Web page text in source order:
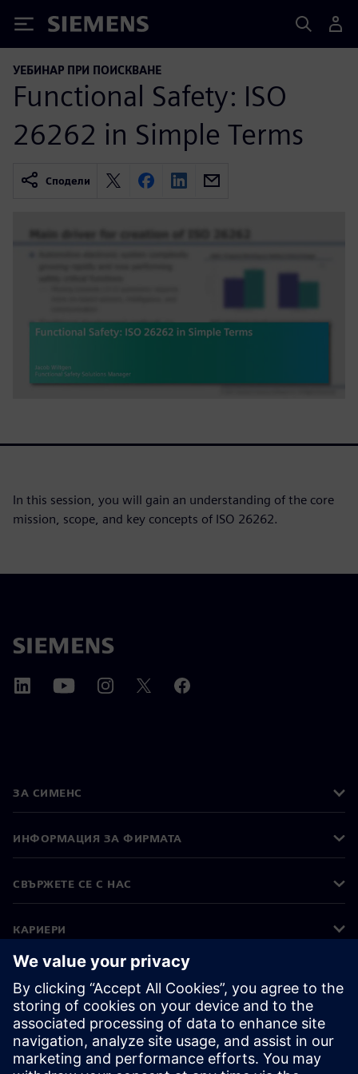
Siemens
УЕБИНАР ПРИ ПОИСКВАНЕ
Functional Safety: ISO
26262 in Simple Terms
Сподели
In this session, you will gain an understanding of the core
mission, scope, and key concepts of ISO 26262.
ЗА СИМЕНС
ИНФОРМАЦИЯ ЗА ФИРМАТА
СВЪРЖЕТЕ СЕ С НАС
КАРИЕРИ
©Siemens 2026
Корпоративна информация
Известие за поверителност